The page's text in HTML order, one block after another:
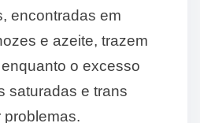
encontradas em
e azeite, trazem
o excesso
saturadas e trans
problemas.